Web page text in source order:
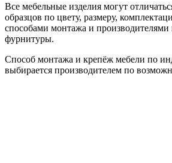
Все мебельные изделия могут
образцов по цвету, размеру,
способами монтажа и
фурнитуры.
Способ монтажа и крепёж мебели по
выбирается производителем по